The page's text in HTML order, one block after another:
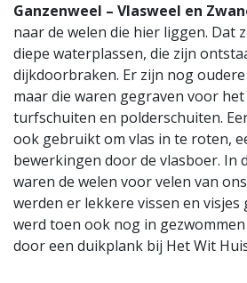
Ganzenweel – Vlasweel en
naar de welen die hier liggen. Dat
diepe waterplassen, die zijn
dijkdoorbraken. Er zijn nog
maar die waren gegraven voor
turfschuiten en polderschuiten.
ook gebruikt om vlas in te roten,
bewerkingen door de vlasboer. In
waren de welen voor velen van
werden er lekkere vissen en visjes
werd toen ook nog in
door een duikplank bij Het Wit